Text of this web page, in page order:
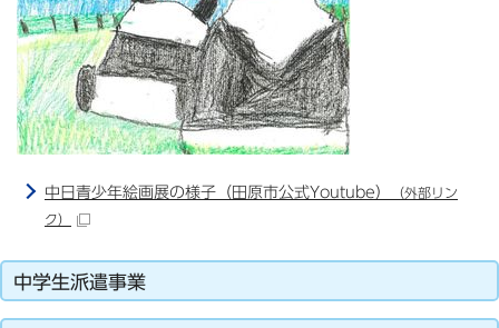
中日青少年絵画展の様子（田原市公式Youtube）
（外部リン
ク）
中学生派遣事業